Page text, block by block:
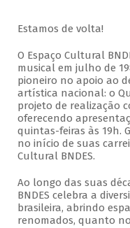
Estamos de volta!
O Espaço Cultural
musical em julho de
pioneiro no apoio ao
artística nacional: o
projeto de realização
oferecendo
quintas-feiras às 19h.
no início de suas
Cultural BNDES.
Ao longo das suas
BNDES celebra a
brasileira, abrindo
renomados, quanto